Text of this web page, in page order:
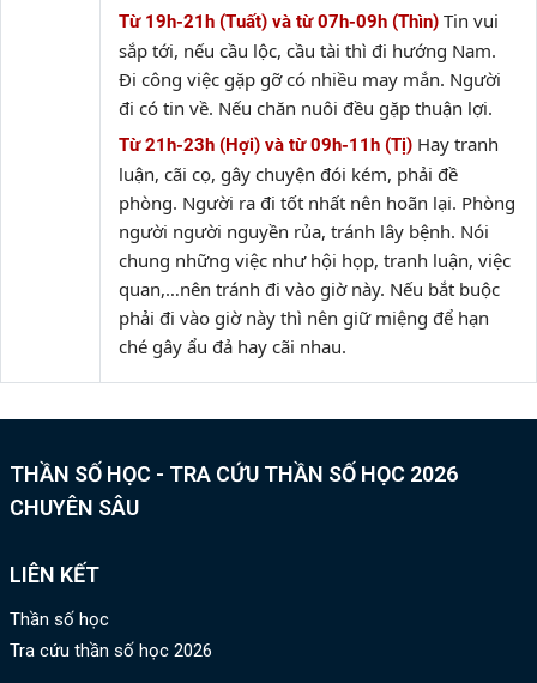
Từ 19h-21h (Tuất) và từ 07h-09h (Thìn) Tin vui
sắp tới, nếu cầu lộc, cầu tài thì đi hướng Nam.
Đi công việc gặp gỡ có nhiều may mắn. Người
đi có tin về. Nếu chăn nuôi đều gặp thuận lợi.
Từ 21h-23h (Hợi) và từ 09h-11h (Tị) Hay tranh
luận, cãi cọ, gây chuyện đói kém, phải đề
phòng. Người ra đi tốt nhất nên hoãn lại. Phòng
người người nguyền rủa, tránh lây bệnh. Nói
chung những việc như hội họp, tranh luận, việc
quan,…nên tránh đi vào giờ này. Nếu bắt buộc
phải đi vào giờ này thì nên giữ miệng để hạn
ché gây ẩu đả hay cãi nhau.
THẦN SỐ HỌC - TRA CỨU THẦN SỐ HỌC 2026
CHUYÊN SÂU
LIÊN KẾT
Thần số học
Tra cứu thần số học 2026